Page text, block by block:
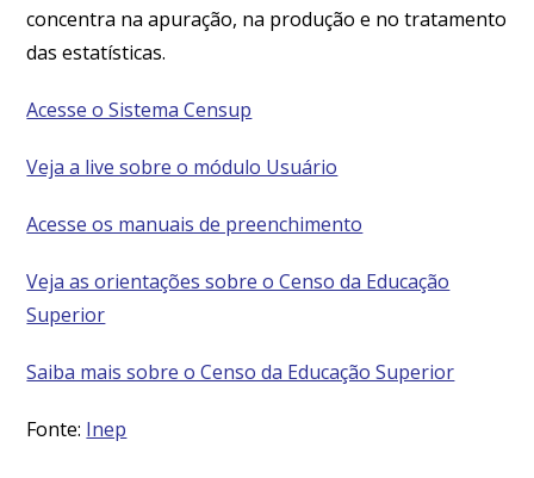
concentra na apuração, na produção e no tratamento
das estatísticas.
Acesse o Sistema Censup
Veja a live sobre o módulo Usuário
Acesse os manuais de preenchimento
Veja as orientações sobre o Censo da Educação
Superior
Saiba mais sobre o Censo da Educação Superior
Fonte: Inep